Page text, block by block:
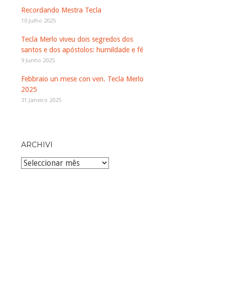
Recordando Mestra Tecla
10 Julho 2025
Tecla Merlo viveu dois segredos dos
santos e dos apóstolos: humildade e fé
9 Junho 2025
Febbraio un mese con ven. Tecla Merlo
2025
31 Janeiro 2025
ARCHIVI
Archivi